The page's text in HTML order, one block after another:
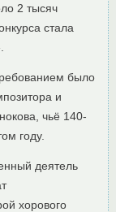
2 тысяч
стала
было
и
чьё 140-
году.
деятель
хорового